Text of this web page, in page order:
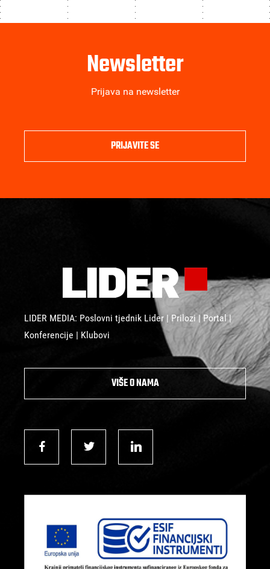
Newsletter
Prijava na newsletter
PRIJAVITE SE
LIDER MEDIA: Poslovni tjednik Lider | Prilozi | Portal |
Konferencije | Klubovi
VIŠE O NAMA